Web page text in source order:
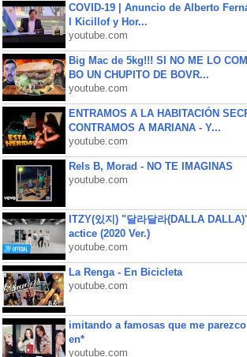
COVID-19 | Anuncio de Alberto
l Kicillof y Hor...
youtube.com
Big Mac de 5kg!!! SI NO ME LO
BO UN CHUPITO DE BOVR...
youtube.com
ENTRAMOS A LA HABITACIÓN
CONTRAMOS A MARIANA - Y...
youtube.com
Rels B, Morad - NO TE IMAGINAS
youtube.com
ITZY(있지) "달라달라(DALLA
actice (2020 Ver.)
youtube.com
La Renga - En Bicicleta
youtube.com
imitando a famosas que me
en*
youtube.com